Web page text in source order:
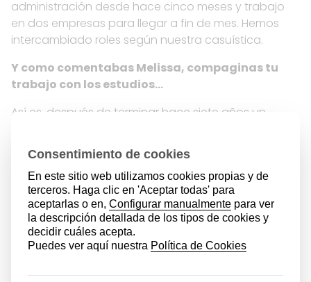
administración desde hace cinco meses y trabajo
en dos empresas para llegar a fin de mes. Hemos
intercambiado roles según nuestra casuística.
Y como comentabas Melissa, compaginas tu
trabajo con los estudios…
Así es, después de terminar hace siete años un
más probabilidades de trabajo y para buscar
estabilidad laboral. Siempre he tenido que
compaginar mis estudios con el trabajo y mis hijos, y
no siempre lo he tenido fácil. Si no fuera por el gran
apoyo de mis padres no hubiese podido terminar mi
formación profesional.
Y ahora que vuestros hijos/as van creciendo,